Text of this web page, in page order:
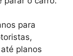
para
planos